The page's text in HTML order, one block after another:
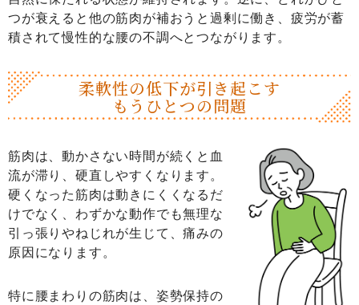
つが衰えると他の筋肉が補おうと過剰に働き、疲労が蓄
積されて慢性的な腰の不調へとつながります。
柔軟性の低下が引き起こす
もうひとつの問題
筋肉は、動かさない時間が続くと血
流が滞り、硬直しやすくなります。
硬くなった筋肉は動きにくくなるだ
けでなく、わずかな動作でも無理な
引っ張りやねじれが生じて、痛みの
原因になります。
特に腰まわりの筋肉は、姿勢保持の